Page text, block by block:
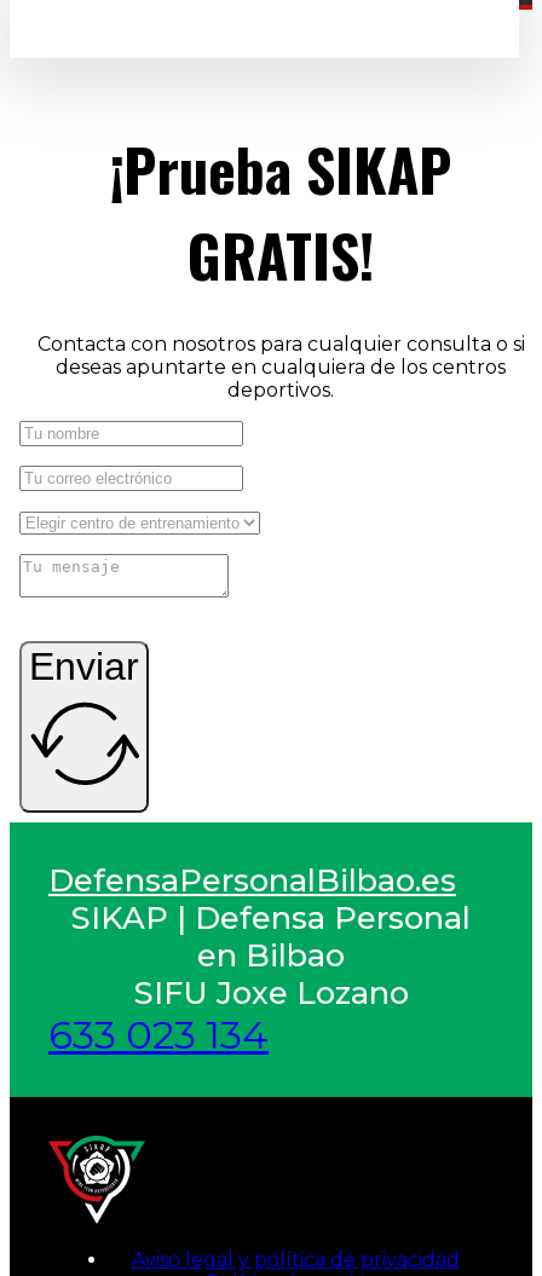
¡Prueba SIKAP
GRATIS!
Contacta con nosotros para cualquier consulta o si
deseas apuntarte en cualquiera de los centros
deportivos.
Enviar
DefensaPersonalBilbao.es
SIKAP | Defensa Personal
en Bilbao
SIFU Joxe Lozano
633 023 134
Aviso legal y política de privacidad